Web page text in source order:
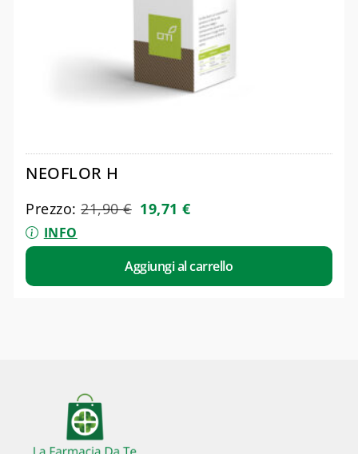
NEOFLOR H
Prezzo:21,90€ 19,71€
INFO
Aggiungi al carrello